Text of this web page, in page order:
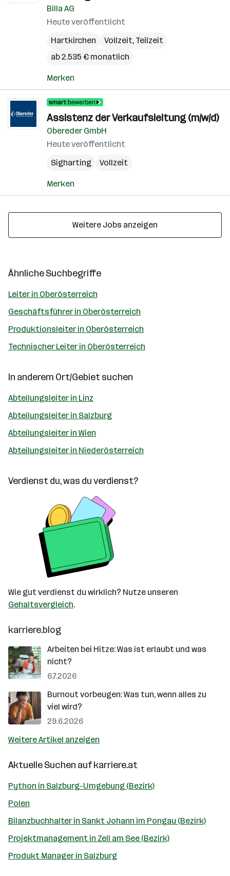
Billa AG
Heute veröffentlicht
Hartkirchen
Vollzeit, Teilzeit
ab 2.535 € monatlich
Merken
Assistenz der Verkaufsleitung (m/w/d)
Obereder GmbH
Heute veröffentlicht
Sigharting
Vollzeit
Merken
Weitere Jobs anzeigen
Ähnliche Suchbegriffe
Leiter in Oberösterreich
Geschäftsführer in Oberösterreich
Produktionsleiter in Oberösterreich
Technischer Leiter in Oberösterreich
In anderem Ort/Gebiet suchen
Abteilungsleiter in Linz
Abteilungsleiter in Salzburg
Abteilungsleiter in Wien
Abteilungsleiter in Niederösterreich
Verdienst du, was du verdienst?
Wie gut verdienst du wirklich? Nutze unseren
Gehaltsvergleich.
karriere.blog
Arbeiten bei Hitze: Was ist erlaubt und was
nicht?
6.7.2026
Burnout vorbeugen: Was tun, wenn alles zu
viel wird?
29.6.2026
Weitere Artikel anzeigen
Aktuelle Suchen aufkarriere.at
Python in Salzburg-Umgebung (Bezirk)
Polen
Bilanzbuchhalter in Sankt Johann im Pongau (Bezirk)
Projektmanagement in Zell am See (Bezirk)
Produkt Manager in Salzburg